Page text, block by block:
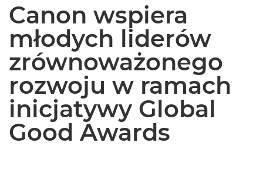
Centrum prasowe
Canon wspiera
młodych liderów
zrównoważonego
rozwoju w ramach
inicjatywy Global
Good Awards